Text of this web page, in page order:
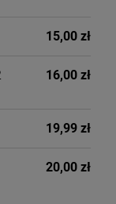
15,00 zł
16,00 zł
19,99 zł
20,00 zł